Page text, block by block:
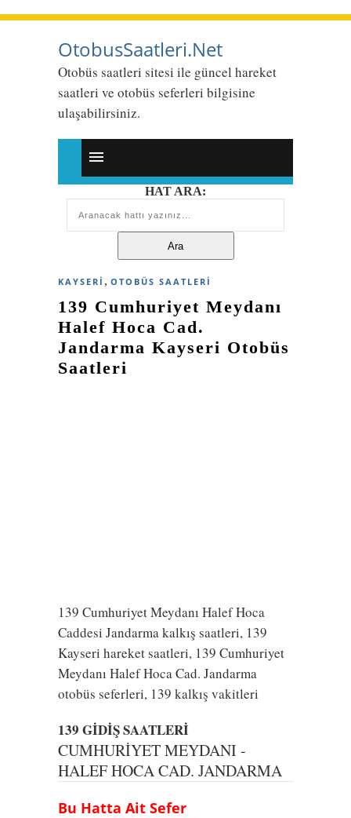
OtobusSaatleri.Net
Otobüs saatleri sitesi ile güncel hareket
saatleri ve otobüs seferleri bilgisine
ulaşabilirsiniz.
HAT ARA:
KAYSERI , OTOBÜS SAATLERI
139 Cumhuriyet Meydanı
Halef Hoca Cad.
Jandarma Kayseri Otobüs
Saatleri
139 Cumhuriyet Meydanı Halef Hoca
Caddesi Jandarma kalkış saatleri, 139
Kayseri hareket saatleri, 139 Cumhuriyet
Meydanı Halef Hoca Cad. Jandarma
otobüs seferleri, 139 kalkış vakitleri
139 GİDİŞ SAATLERİ
CUMHURİYET MEYDANI -
HALEF HOCA CAD. JANDARMA
Bu Hatta Ait Sefer